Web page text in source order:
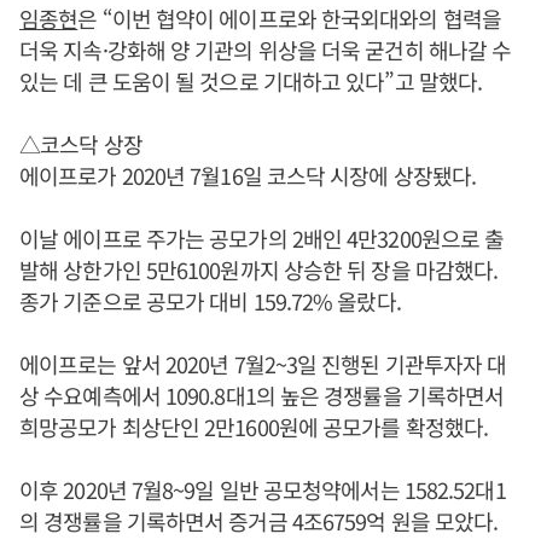
임종현은 “이번 협약이 에이프로와 한국외대와의 협력을
더욱 지속·강화해 양 기관의 위상을 더욱 굳건히 해나갈 수
있는 데 큰 도움이 될 것으로 기대하고 있다”고 말했다.
△코스닥 상장
에이프로가 2020년 7월16일 코스닥 시장에 상장됐다.
이날 에이프로 주가는 공모가의 2배인 4만3200원으로 출
발해 상한가인 5만6100원까지 상승한 뒤 장을 마감했다.
종가 기준으로 공모가 대비 159.72% 올랐다.
에이프로는 앞서 2020년 7월2~3일 진행된 기관투자자 대
상 수요예측에서 1090.8대1의 높은 경쟁률을 기록하면서
희망공모가 최상단인 2만1600원에 공모가를 확정했다.
이후 2020년 7월8~9일 일반 공모청약에서는 1582.52대1
의 경쟁률을 기록하면서 증거금 4조6759억 원을 모았다.